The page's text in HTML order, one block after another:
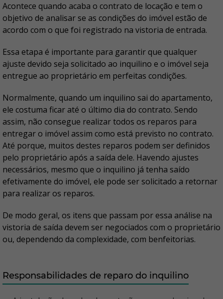
Acontece quando acaba o contrato de locação e tem o
objetivo de analisar se as condições do imóvel estão de
acordo com o que foi registrado na vistoria de entrada.
Essa etapa é importante para garantir que qualquer
ajuste devido seja solicitado ao inquilino e o imóvel seja
entregue ao proprietário em perfeitas condições.
Normalmente, quando um inquilino sai do apartamento,
ele costuma ficar até o último dia do contrato. Sendo
assim, não consegue realizar todos os reparos para
entregar o imóvel assim como está previsto no contrato.
Até porque, muitos destes reparos podem ser definidos
pelo proprietário após a saída dele. Havendo ajustes
necessários, mesmo que o inquilino já tenha saído
efetivamente do imóvel, ele pode ser solicitado a retornar
para realizar os reparos.
De modo geral, os itens que passam por essa análise na
vistoria de saída devem ser negociados com o proprietário
ou, dependendo da complexidade, com benfeitorias.
Responsabilidades de reparo do inquilino